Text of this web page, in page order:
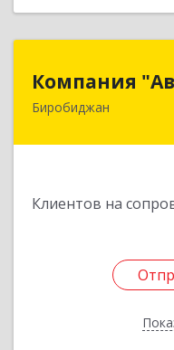
Компания
Биробиджан
Клиентов на
679016,